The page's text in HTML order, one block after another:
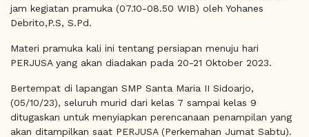
jam kegiatan pramuka (07.10-08.50 WIB) oleh Yohanes
Debrito,P.S, S.Pd.
Materi pramuka kali ini tentang persiapan menuju hari
PERJUSA yang akan diadakan pada 20-21 Oktober 2023.
Bertempat di lapangan SMP Santa Maria II Sidoarjo,
(05/10/23), seluruh murid dari kelas 7 sampai kelas 9
ditugaskan untuk menyiapkan perencanaan penampilan yang
akan ditampilkan saat PERJUSA (Perkemahan Jumat Sabtu).